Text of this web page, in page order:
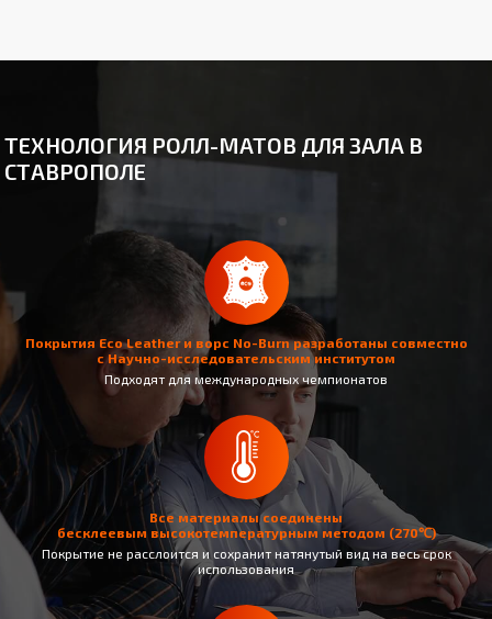
ТЕХНОЛОГИЯ РОЛЛ-МАТОВ ДЛЯ ЗАЛА В
СТАВРОПОЛЕ
Покрытия Eco Leather и ворс No-Burn разработаны совместно
с Научно-исследовательским институтом
Подходят для международных чемпионатов
Все материалы соединены
бесклеевым высокотемпературным методом (270℃)
Покрытие не раcслоится и сохранит натянутый вид на весь срок
использования